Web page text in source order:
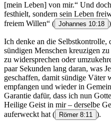
[mein Leben] von mir.“ Und
festhielt, sondern sein Leben
freiem Willen“ ( Johannes 10:18
Ich denke an die Selbstkontrolle,
sündigen Menschen kreuzigen
zu widersprechen oder
paar Sekunden lang daran, was
geschaffen, damit sündige Väter
empfangen und wieder in
Garantie dafür, dass ich nun
Heilige Geist in mir – derselbe
auferweckt hat ( Römer 8:11 ).